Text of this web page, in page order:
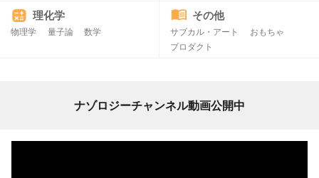
理化学
物理学 量子論 数学
その他
サブカル・アート
おもちゃ
プロダクト
ナゾロジーチャンネル動画公開中